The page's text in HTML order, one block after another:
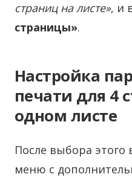
страниц на листе», и
страницы».
Настройка
печати для 4
одном листе
После выбора этого
меню с